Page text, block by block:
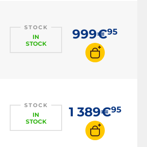
STOCK
IN
STOCK
999€95
STOCK
IN
STOCK
1 389€95